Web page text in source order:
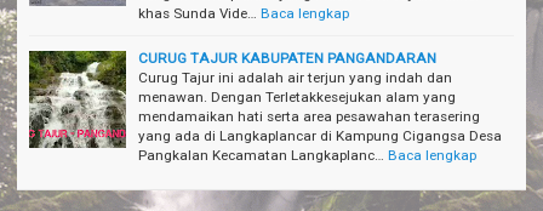
khas Sunda Vide…
Baca lengkap
CURUG TAJUR KABUPATEN PANGANDARAN
Curug Tajur ini adalah air terjun yang indah dan
menawan. Dengan Terletakkesejukan alam yang
mendamaikan hati serta area pesawahan terasering
yang ada di Langkaplancar di Kampung Cigangsa Desa
Pangkalan Kecamatan Langkaplanc…
Baca lengkap